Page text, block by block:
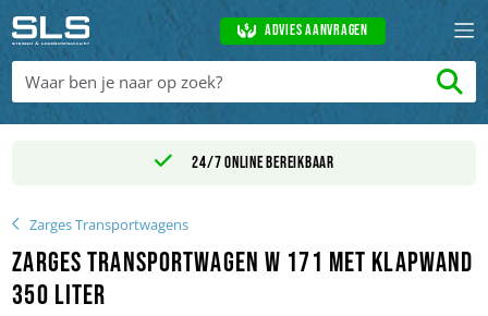
Advies aanvragen
24/7 online bereikbaar
Zarges Transportwagens
Zarges Transportwagen W 171 met klapwand
350 liter